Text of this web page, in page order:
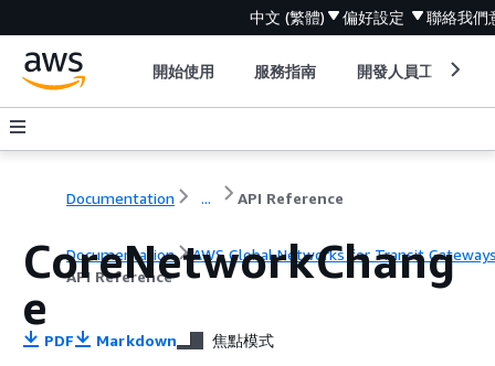
中文 (繁體) 偏好設定 聯絡我們
開始使用 服務指南 開發人員工具
Documentation ... API Reference
Documentation
AWS Global Networks for Transit
API Reference
CoreNetworkChang
e
PDF Markdown 焦點模式